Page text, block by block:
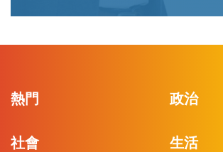
熱門 政治
社會 生活